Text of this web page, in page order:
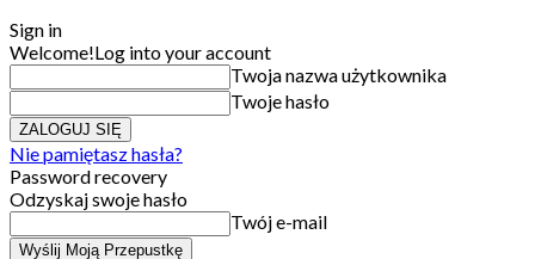
Sign in
Welcome!Log into your account
Twoja nazwa użytkownika
Twoje hasło
Nie pamiętasz hasła?
Password recovery
Odzyskaj swoje hasło
Twój e-mail